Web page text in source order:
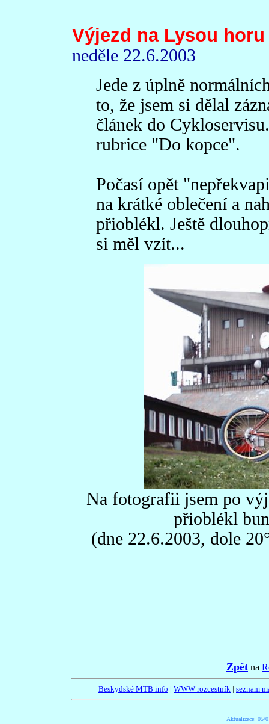
Výjezd na Lysou horu
neděle 22.6.2003
Jede z úplně
to, že jsem si dělal
článek do
rubrice "Do kopce".
Počasí opět
na krátké oblečení a
přioblékl. Ještě
si měl vzít...
Na fotografii jsem po
přioblékl
(dne 22.6.2003, dole
Zpět na
Beskydské MTB info | WWW rozcestník | seznam
Aktualizace: 05/